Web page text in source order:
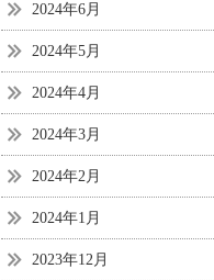
2024年6月
2024年5月
2024年4月
2024年3月
2024年2月
2024年1月
2023年12月